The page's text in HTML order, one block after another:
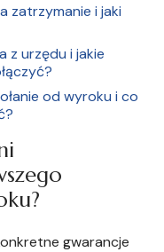
zatrzymanie i jaki
z urzędu i jakie
od wyroku i co
gwarancje